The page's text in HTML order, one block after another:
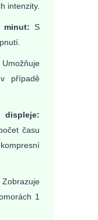
intenzity.
minut: S
Umožňuje
případě
času
Zobrazuje
1